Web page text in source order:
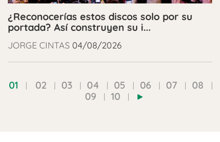
¿Reconocerías estos discos solo por su
portada? Así construyen su i...
JORGE CINTAS 04/08/2026
01 02 03 04 05 06 07
08
09
10